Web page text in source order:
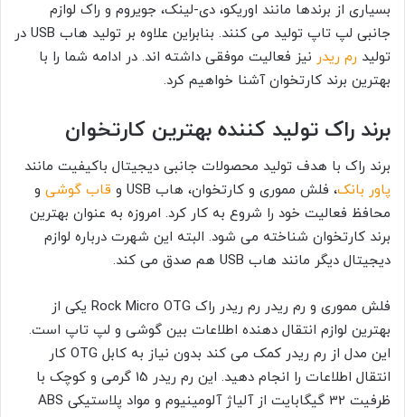
بسیاری از برندها مانند اوریکو، دی-لینک، جویروم و راک لوازم
جانبی لپ تاپ تولید می کنند. بنابراین علاوه بر تولید هاب USB در
تولید رم ریدر نیز فعالیت موفقی داشته اند. در ادامه شما را با
بهترین برند کارتخوان آشنا خواهیم کرد.
برند راک تولید کننده بهترین کارتخوان
برند راک با هدف تولید محصولات جانبی دیجیتال باکیفیت مانند
پاور بانک، فلش مموری و کارتخوان، هاب USB و قاب گوشی و
محافظ فعالیت خود را شروع به کار کرد. امروزه به عنوان بهترین
برند کارتخوان شناخته می شود. البته این شهرت درباره لوازم
دیجیتال دیگر مانند هاب USB هم صدق می کند.
فلش مموری و رم ریدر رم ریدر راک Rock Micro OTG یکی از
بهترین لوازم انتقال دهنده اطلاعات بین گوشی و لپ تاپ است.
این مدل از رم ریدر کمک می کند بدون نیاز به کابل OTG کار
انتقال اطلاعات را انجام دهید. این رم ریدر 15 گرمی و کوچک با
ظرفیت 32 گیگابایت از آلیاژ آلومینیوم و مواد پلاستیکی ABS